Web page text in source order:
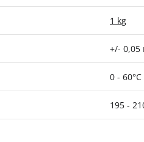
1 kg
+/- 0,05
0 - 60°C
195 -